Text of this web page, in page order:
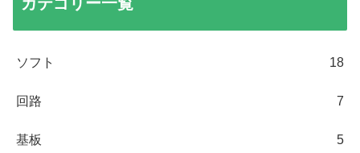
ソフト 18
回路 7
基板 5